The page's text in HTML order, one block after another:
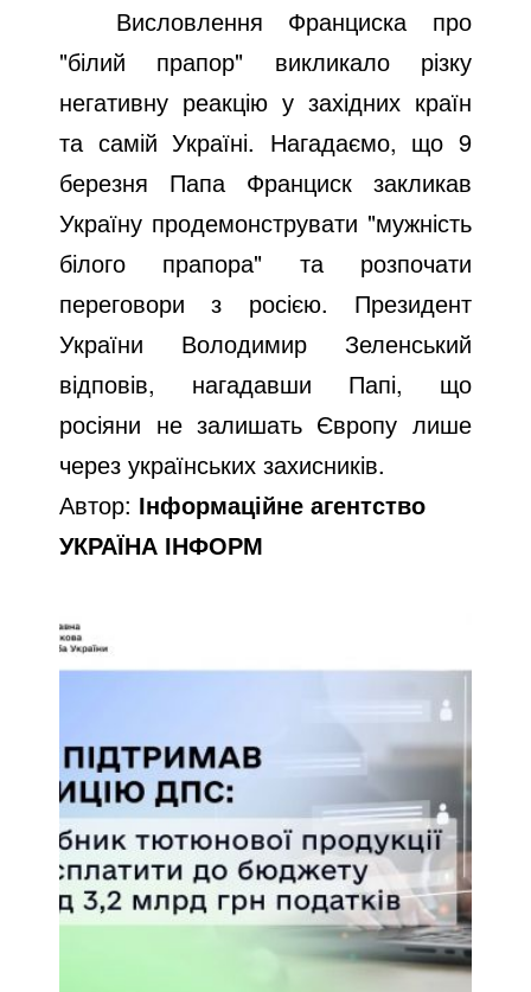
Висловлення Франциска про
"білий прапор" викликало різку
негативну реакцію у західних країн
та самій Україні. Нагадаємо, що 9
березня Папа Франциск закликав
Україну продемонструвати "мужність
білого прапора" та розпочати
переговори з росією. Президент
України Володимир Зеленський
відповів, нагадавши Папі, що
росіяни не залишать Європу лише
через українських захисників.
Автор: Інформаційне агентство
УКРАЇНА ІНФОРМ